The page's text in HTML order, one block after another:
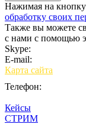
Нажимая на
обработку своих
Также вы можете
с нами с помощью
Skype:
E-mail:
Карта сайта
Телефон:
Кейсы
СТРИМ